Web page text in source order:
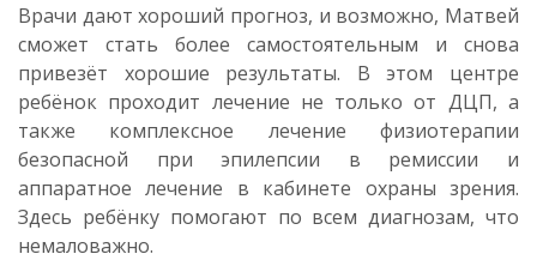
Врачи дают хороший прогноз, и возможно, Матвей
сможет стать более самостоятельным и снова
привезёт хорошие результаты. В этом центре
ребёнок проходит лечение не только от ДЦП, а
также комплексное лечение физиотерапии
безопасной при эпилепсии в ремиссии и
аппаратное лечение в кабинете охраны зрения.
Здесь ребёнку помогают по всем диагнозам, что
немаловажно.